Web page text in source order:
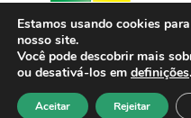
Estamos usando cookies
nosso site.
Você pode descobrir mais
ou desativá-los em definições.
Aceitar Rejeitar